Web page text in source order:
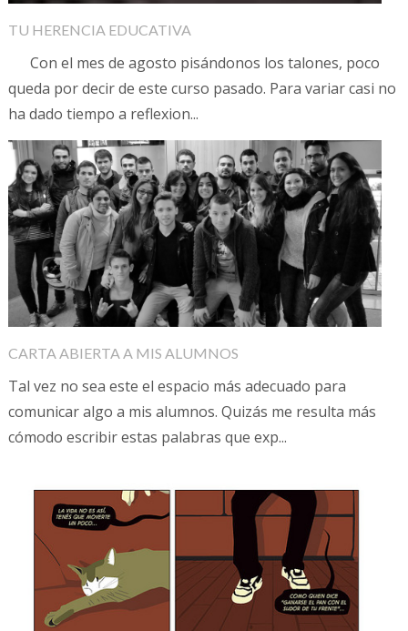
TU HERENCIA EDUCATIVA
Con el mes de agosto pisándonos los talones, poco
queda por decir de este curso pasado. Para variar casi no
ha dado tiempo a reflexion...
CARTA ABIERTA A MIS ALUMNOS
Tal vez no sea este el espacio más adecuado para
comunicar algo a mis alumnos. Quizás me resulta más
cómodo escribir estas palabras que exp...